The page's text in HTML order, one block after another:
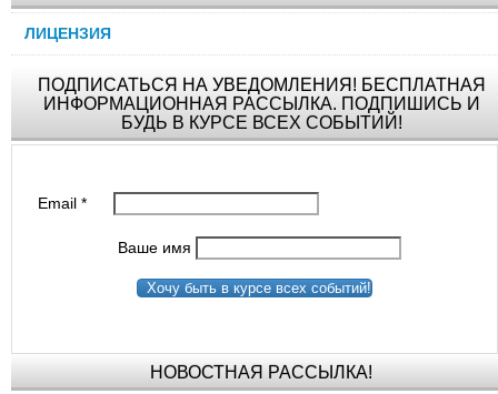
ЛИЦЕНЗИЯ
ПОДПИСАТЬСЯ НА УВЕДОМЛЕНИЯ! БЕСПЛАТНАЯ
ИНФОРМАЦИОННАЯ РАССЫЛКА. ПОДПИШИСЬ И
БУДЬ В КУРСЕ ВСЕХ СОБЫТИЙ!
Email*
Ваше имя
Хочу быть в курсе всех событий!
НОВОСТНАЯ РАССЫЛКА!